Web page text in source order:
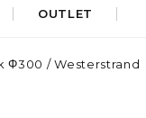
OUTLET
Φ300 / Westerstrand